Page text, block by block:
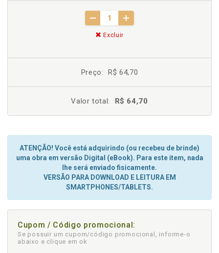
Excluir
Preço: R$ 64,70
Valor total: R$ 64,70
ATENÇÃO! Você está adquirindo (ou recebeu de brinde)
uma obra em versão Digital (eBook). Para este item, nada
lhe será enviado fisicamente.
VERSÃO PARA DOWNLOAD E LEITURA EM
SMARTPHONES/TABLETS.
Cupom / Código promocional:
Se possuir um cupom/código promocional, informe-o
abaixo e clique em ok